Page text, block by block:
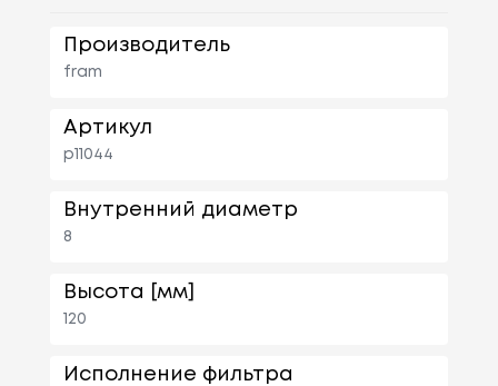
Производитель
fram
Артикул
p11044
Внутренний диаметр
8
Высота [мм]
120
Исполнение фильтра